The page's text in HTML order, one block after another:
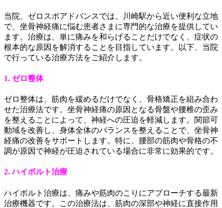
当院、ゼロスポアドバンスでは、川崎駅から近い便利な立地
で、坐骨神経痛に悩む患者さまに専門的な治療を提供してい
ます。治療は、単に痛みを和らげることだけでなく、症状の
根本的な原因を解消することを目指しています。以下、当院
で行っている治療方法をご紹介します。
1. ゼロ整体
ゼロ整体は、筋肉を緩めるだけでなく、骨格矯正を組み合わ
せた治療法です。坐骨神経痛の原因となる骨盤や腰椎の歪み
を整えることによって、神経への圧迫を軽減します。関節可
動域を改善し、身体全体のバランスを整えることで、坐骨神
経痛の改善をサポートします。特に、腰部の筋肉や骨格の不
調が原因で神経が圧迫されている場合に非常に効果的です。
2. ハイボルト治療
ハイボルト治療は、痛みや筋肉のこりにアプローチする最新
治療機器です。この治療法は、筋肉の深部や神経に直接作用